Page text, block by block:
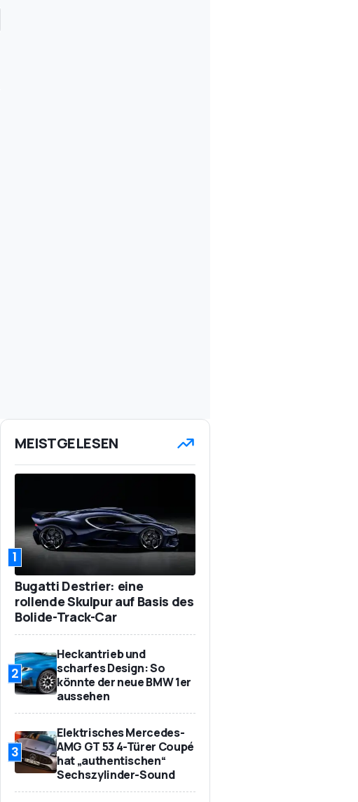
MEISTGELESEN
1
Bugatti Destrier: eine
rollende Skulpur auf Basis des
Bolide-Track-Car
2
Heckantrieb und
scharfes Design: So
könnte der neue BMW 1er
aussehen
3
Elektrisches Mercedes-
AMG GT 53 4-Türer Coupé
hat „authentischen“
Sechszylinder-Sound